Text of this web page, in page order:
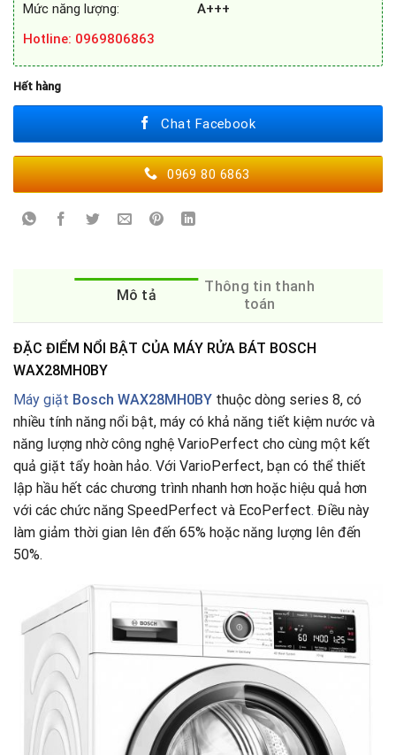
Mức năng lượng: A+++
Hotline: 0969806863
Hết hàng
Chat Facebook
0969 80 6863
Mô tả
Thông tin thanh
toán
ĐẶC ĐIỂM NỔI BẬT CỦA MÁY RỬA BÁT BOSCH
WAX28MH0BY
Máy giặt Bosch WAX28MH0BY thuộc dòng series 8, có
nhiều tính năng nổi bật, máy có khả năng tiết kiệm nước và
năng lượng nhờ công nghệ VarioPerfect cho cùng một kết
quả giặt tẩy hoàn hảo. Với VarioPerfect, bạn có thể thiết
lập hầu hết các chương trình nhanh hơn hoặc hiệu quả hơn
với các chức năng SpeedPerfect và EcoPerfect. Điều này
làm giảm thời gian lên đến 65% hoặc năng lượng lên đến
50%.